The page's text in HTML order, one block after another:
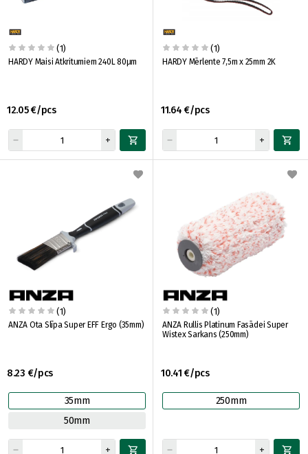
(1)
HARDY Maisi Atkritumiem 240L 80μm
12.05 €/pcs
(1)
HARDY Mērlente 7,5m x 25mm 2K
11.64 €/pcs
(1)
ANZA Ota Slīpa Super EFF Ergo (35mm)
8.23 €/pcs
35mm
50mm
(1)
ANZA Rullis Platinum Fasādei Super
Wistex Sarkans (250mm)
10.41 €/pcs
250mm